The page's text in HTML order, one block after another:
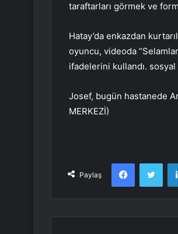
taraftarları görmek ve
Hatay’da enkazdan
oyuncu, videoda
ifadelerini kullandı. sosyal
Josef, bugün hastanede
MERKEZİ)
Paylaş
Facebook